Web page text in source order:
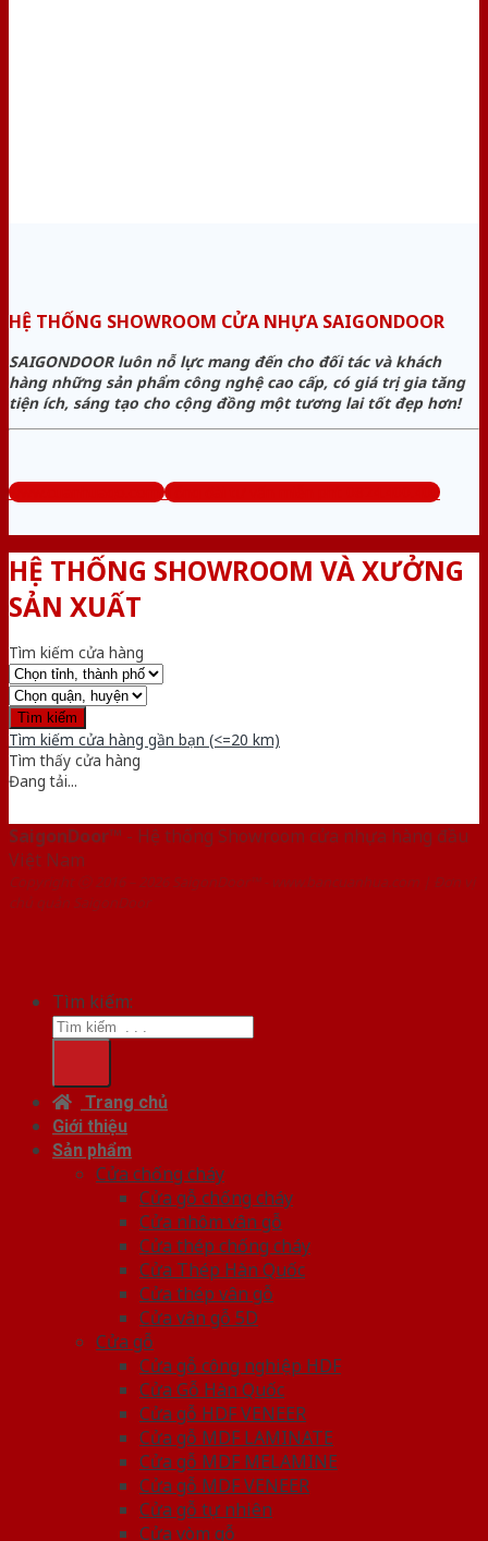
HỆ THỐNG SHOWROOM CỬA NHỰA SAIGONDOOR
SAIGONDOOR luôn nỗ lực mang đến cho đối tác và khách
hàng những sản phẩm công nghệ cao cấp, có giá trị gia tăng
tiện ích, sáng tạo cho cộng đồng một tương lai tốt đẹp hơn!
www.cuanhuago.com Tổng đài tư vấn miễn phí: 0824.400.400
HỆ THỐNG SHOWROOM VÀ XƯỞNG
SẢN XUẤT
Tìm kiếm cửa hàng
Tìm kiếm cửa hàng gần bạn (<=20 km)
Tìm thấy cửa hàng
Đang tải...
SaigonDoor™ - Hệ thống Showroom cửa nhựa hàng đầu
Việt Nam
Copyright ⓒ 2016 – 2026 SaigonDoor™ - www.bancuanhua.com | Đơn vị
chủ quản SaigonDoor
Tìm kiếm:
Trang chủ
Giới thiệu
Sản phẩm
Cửa chống cháy
Cửa gỗ chống cháy
Cửa nhôm vân gỗ
Cửa thép chống cháy
Cửa Thép Hàn Quốc
Cửa thép vân gỗ
Cửa vân gỗ 5D
Cửa gỗ
Cửa gỗ công nghiệp HDF
Cửa Gỗ Hàn Quốc
Cửa gỗ HDF VENEER
Cửa gỗ MDF LAMINATE
Cửa gỗ MDF MELAMINE
Cửa gỗ MDF VENEER
Cửa gỗ tự nhiên
Cửa vòm gỗ